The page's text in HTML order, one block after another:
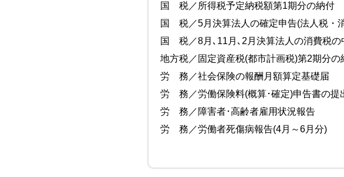
国 税／所得税予定納税
国 税／5月決算法人の確定申告(法人税・
国 税／8月､11月､2月決算法人の消
地方税／固定資産税(都市計画税)第
労 務／社会保険の報
労 務／労働保険料(概算･確定)申告
労 務／障害者･高齢
労 務／労働者死傷病